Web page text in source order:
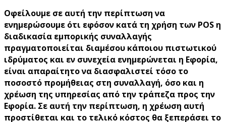
Οφείλουμε σε αυτή την περίπτωση να
ενημερώσουμε ότι εφόσον κατά τη χρήση των POS η
διαδικασία εμπορικής συναλλαγής
πραγματοποιείται διαμέσου κάποιου πιστωτικού
ιδρύματος και εν συνεχεία ενημερώνεται η Εφορία,
είναι απαραίτητο να διασφαλιστεί τόσο το
ποσοστό προμήθειας στη συναλλαγή, όσο και η
χρέωση της υπηρεσίας από την τράπεζα προς την
Εφορία. Σε αυτή την περίπτωση, η χρέωση αυτή
προστίθεται και το τελικό κόστος θα ξεπεράσει το